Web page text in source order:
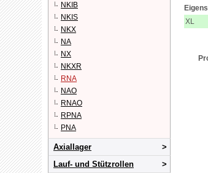
NKIB
NKIS
NKX
NA
NX
NKXR
RNA
NAO
RNAO
RPNA
PNA
Axiallager
Lauf- und Stützrollen
XL